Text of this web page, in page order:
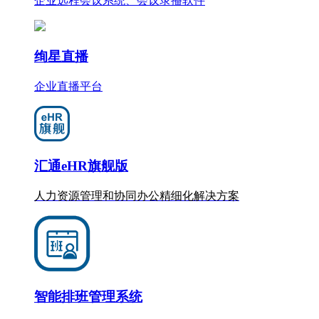
绚星直播
企业直播平台
汇通eHR旗舰版
人力资源管理和协同办公精细化解决方案
智能排班管理系统